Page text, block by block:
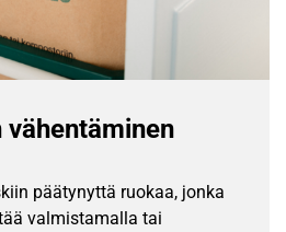
vähentäminen
päätynyttä ruokaa, jonka
valmistamalla tai